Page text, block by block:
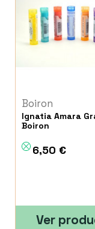
Boiron
Ignatia Amara
Boiron
6,50 €
Ver